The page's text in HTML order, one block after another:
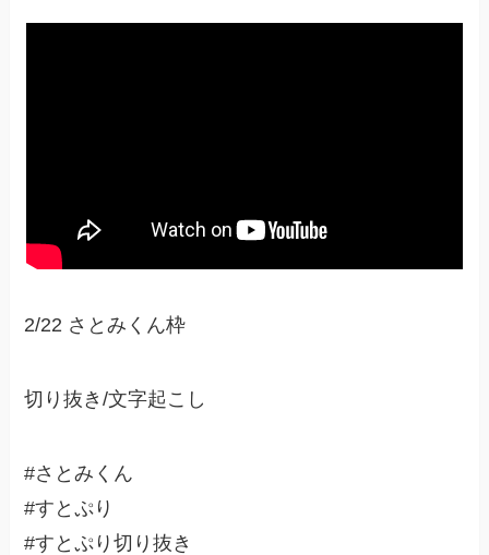
2/22 さとみくん枠
切り抜き/文字起こし
#さとみくん
#すとぷり
#すとぷり切り抜き